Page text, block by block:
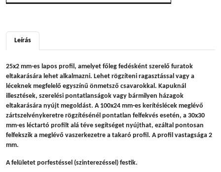
Leírás
25x2 mm-es lapos profil, amelyet főleg fedésként szerelő furatok
eltakarására lehet alkalmazni. Lehet rögzíteni ragasztással vagy a
léceknek megfelelő egyszínű önmetsző csavarokkal. Kapuknál
illesztések, szerelési pontatlanságok vagy bármilyen házagok
eltakarására nyújt megoldást. A 100x24 mm-es kerítéslécek meglévő
zártszelvénykeretre rögzítésénél pontatlan felfekvés esetén, a 30x30
mm-es léctartó profilt alá téve segítséget nyújthat, ezáltal pontosan
felfekszik a meglévő vaszerkezetre a takaró profil. A profil vastagsága 2
mm.
A felületet porfestéssel (szinterezéssel) festik.